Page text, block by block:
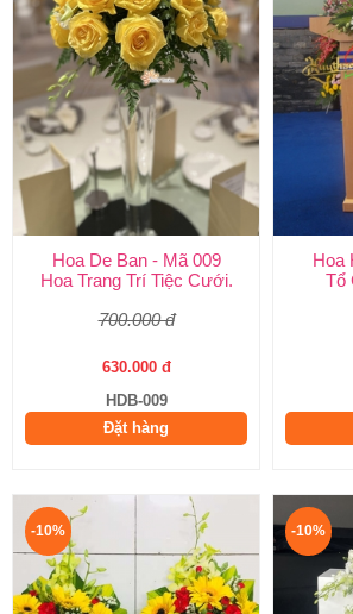
Hoa De Ban - Mã 009
Hoa Trang Trí Tiệc Cưới.
700.000 đ
630.000 đ
HDB-009
Đặt hàng
Hoa
Tổ
-10% -10%